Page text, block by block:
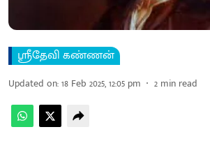
ஸ்ரீதேவி கண்ணன்
Updated on:18 Feb 2025, 12:05 pm 2 min read